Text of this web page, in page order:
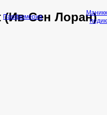
(Ив Сен Лоран)
Парфюмерия